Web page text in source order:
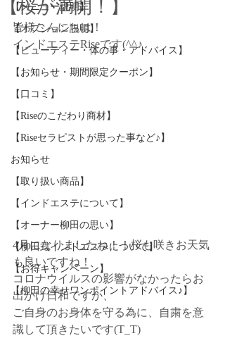
【メニュー説明】
【オプション説明】
【ビューティー・体の事・アドバイス】
【お知らせ・期間限定クーポン】
【口コミ】
【Riseのこだわり商材】
【Riseセラピストが思った事など♪】
お知らせ
【取り扱い商品】
【インドエステについて】
【オーナー柳田の思い】
【柳田式インドエステについて】
【お得キャンペーン】
【柳田の幸せワンポイントアドバイス♪】
【桜が満開！】
皆様こんにちは！
インドエステRiseです(^^♪
4月になりましたね！！桜も咲きお天気
も良いですね！
コロナウイルスの影響がなかったらお
出かけ日和ですか、
ご自身のお身体を守る為に、自粛を意
識して頂きたいです(T_T)